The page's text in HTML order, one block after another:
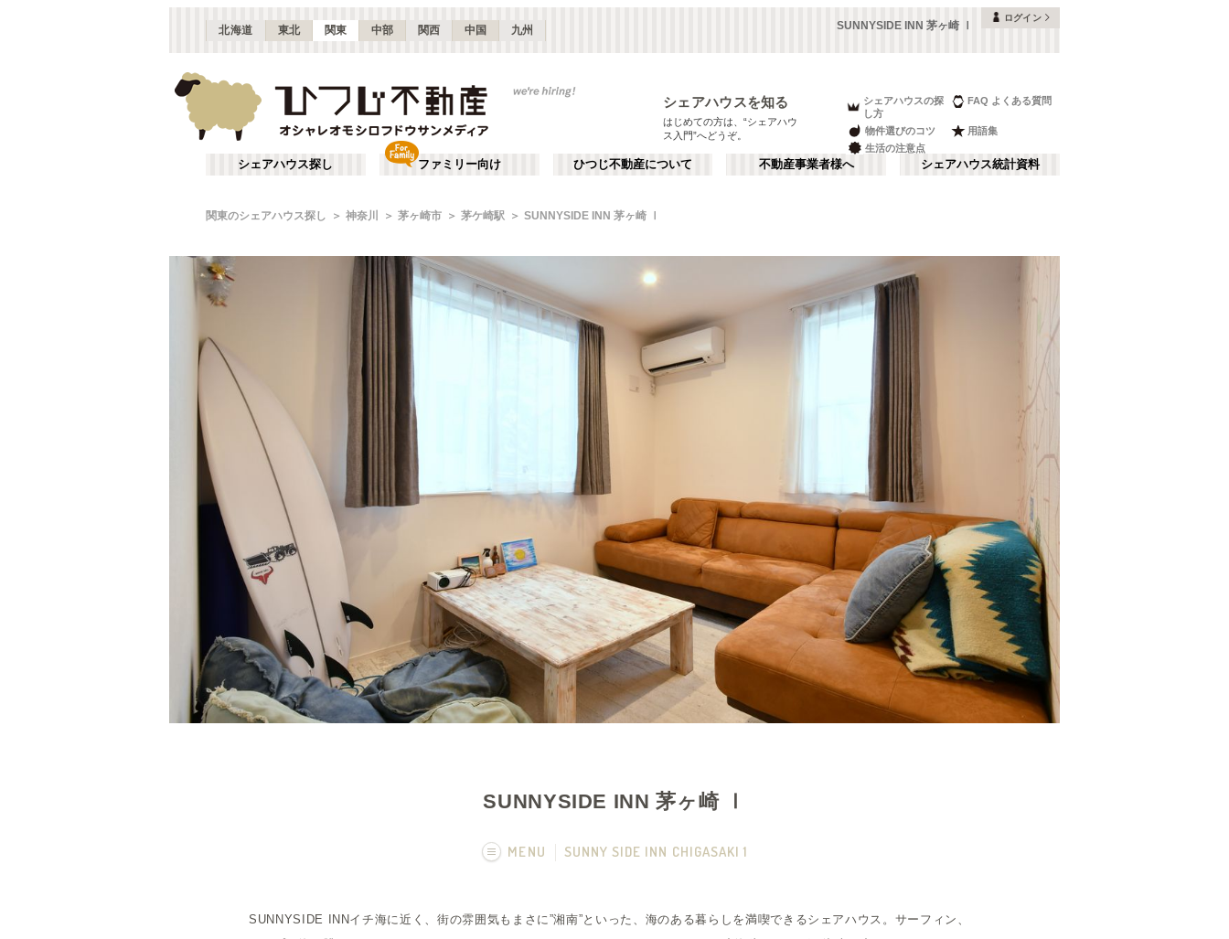
北海道 東北 関東 中部 関西 中国 九州 SUNNYSIDE INN 茅ヶ崎 Ⅰ
ログイン
シェアハウスを知る
はじめての方は、“シェアハウ
ス入門”へどうぞ。
シェアハウスの探
し方
FAQ よくある質問
物件選びのコツ
用語集
生活の注意点
シェアハウス探し ファミリー向け ひつじ不動産について 不動産事業者様へ シェアハウス統計資料
関東のシェアハウス探し 神奈川 茅ヶ崎市 茅ケ崎駅 SUNNYSIDE INN 茅ヶ崎 Ⅰ
SUNNYSIDE INN 茅ヶ崎 Ⅰ
MENU SUNNY SIDE INN CHIGASAKI 1
SUNNYSIDE INNイチ海に近く、街の雰囲気もまさに”湘南”といった、海のある暮らしを満喫できるシェアハウス。サーフィン、